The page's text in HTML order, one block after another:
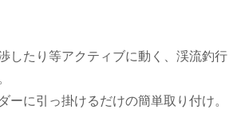
したり等アクティブに動く、渓流釣行
ーに引っ掛けるだけの簡単取り付け。